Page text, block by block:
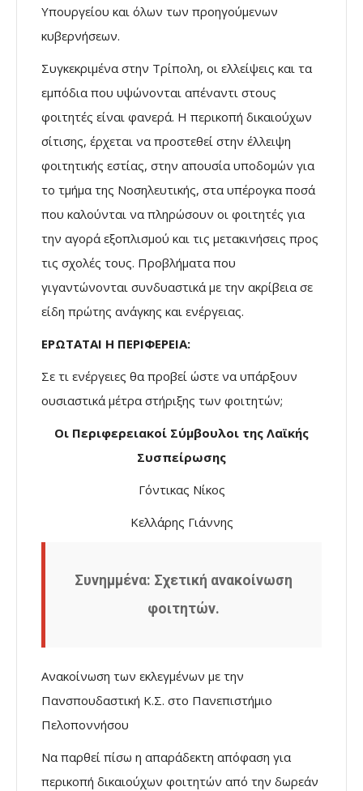
Υπουργείου και όλων των προηγούμενων
κυβερνήσεων.
Συγκεκριμένα στην Τρίπολη, οι ελλείψεις και τα
εμπόδια που υψώνονται απέναντι στους
φοιτητές είναι φανερά. Η περικοπή δικαιούχων
σίτισης, έρχεται να προστεθεί στην έλλειψη
φοιτητικής εστίας, στην απουσία υποδομών για
το τμήμα της Νοσηλευτικής, στα υπέρογκα ποσά
που καλούνται να πληρώσουν οι φοιτητές για
την αγορά εξοπλισμού και τις μετακινήσεις προς
τις σχολές τους. Προβλήματα που
γιγαντώνονται συνδυαστικά με την ακρίβεια σε
είδη πρώτης ανάγκης και ενέργειας.
ΕΡΩΤΑΤΑΙ Η ΠΕΡΙΦΕΡΕΙΑ:
Σε τι ενέργειες θα προβεί ώστε να υπάρξουν
ουσιαστικά μέτρα στήριξης των φοιτητών;
Οι Περιφερειακοί Σύμβουλοι της Λαϊκής
Συσπείρωσης
Γόντικας Νίκος
Κελλάρης Γιάννης
Συνημμένα: Σχετική ανακοίνωση
φοιτητών.
Ανακοίνωση των εκλεγμένων με την
Πανσπουδαστική Κ.Σ. στο Πανεπιστήμιο
Πελοποννήσου
Να παρθεί πίσω η απαράδεκτη απόφαση για
περικοπή δικαιούχων φοιτητών από την δωρεάν